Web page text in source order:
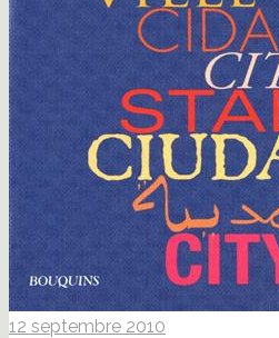
12 septembre 2010